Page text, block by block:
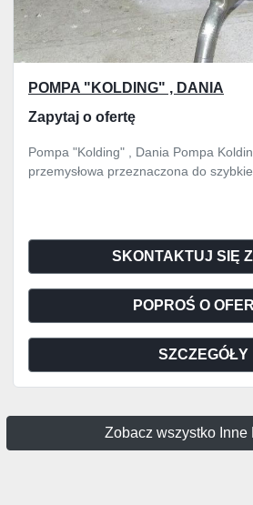
POMPA "KOLDING" , DANIA
Zapytaj o ofertę
Pompa "Kolding" , Dania Pompa
przemysłowa przeznaczona do
SKONTAKTUJ SIĘ Z
POPROŚ O
SZCZEGÓŁY
Zobacz wszystko Inne